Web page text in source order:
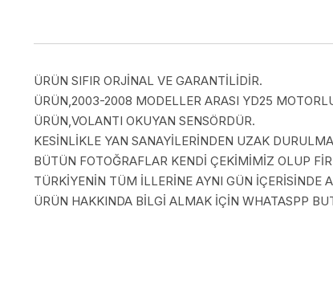
ÜRÜN SIFIR ORJİNAL VE GARANTİLİDİR.
ÜRÜN,2003-2008 MODELLER ARASI YD25
ÜRÜN,VOLANTI OKUYAN SENSÖRDÜR.
KESİNLİKLE YAN SANAYİLERİNDEN UZAK
BÜTÜN FOTOĞRAFLAR KENDİ ÇEKİMİMİZ OLUP
TÜRKİYENİN TÜM İLLERİNE AYNI GÜN
ÜRÜN HAKKINDA BİLGİ ALMAK İÇİN WHATASPP